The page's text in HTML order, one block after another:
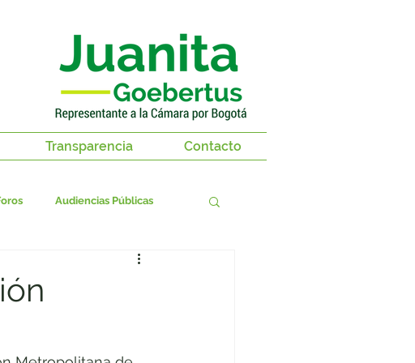
Transparencia Contacto
Audiencias Públicas